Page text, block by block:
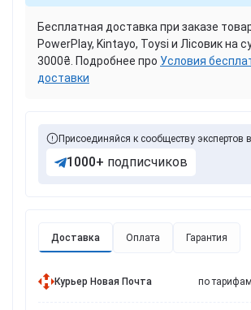
Доставка Оплата Гарантия
Курьер Новая Почта по
Бесплатная доставка при заказе
PowerPlay, Kintayo, Toysi и Лісовик на
3000₴. Подробнее про Условия
доставки
Присоединяйся к сообществу экспертов в
1000+ подписчиков